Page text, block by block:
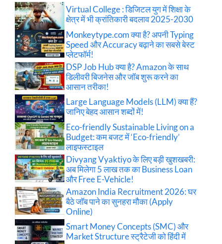
Virtual College : डिजिटल युग में शिक्षा के
क्षेत्र में भी क्रांतिकारी बदलाव 2025-2030
Monkeytype.com क्या है? अपनी Typing
Speed और Accuracy बढ़ाने का सबसे बेस्ट
प्लेटफॉर्म!
DSP Job Hub क्या है? Amazon के साथ
डिलीवरी बिजनेस और जॉब शुरू करने का
आसान तरीका!
Large Language Models (LLM) क्या हैं?
जानिए बेहद आसान शब्दों में!
Eco-friendly Sustainable Living on a
Budget: कम बजट में ‘Eco-friendly’
लाइफस्टाइल
Divyang Vyaktiyo के लिए बड़ी खुशखबरी:
अब मिलेगा 5 लाख तक का Business Loan
और Free E-Vehicle!
Amazon India Recruitment 2026: घर
बैठे जॉब पाने का सुनहरा मौका (Apply
Online)
Smart Money Concepts (SMC) और
Market Structure स्ट्रैटेजी को हिंदी में